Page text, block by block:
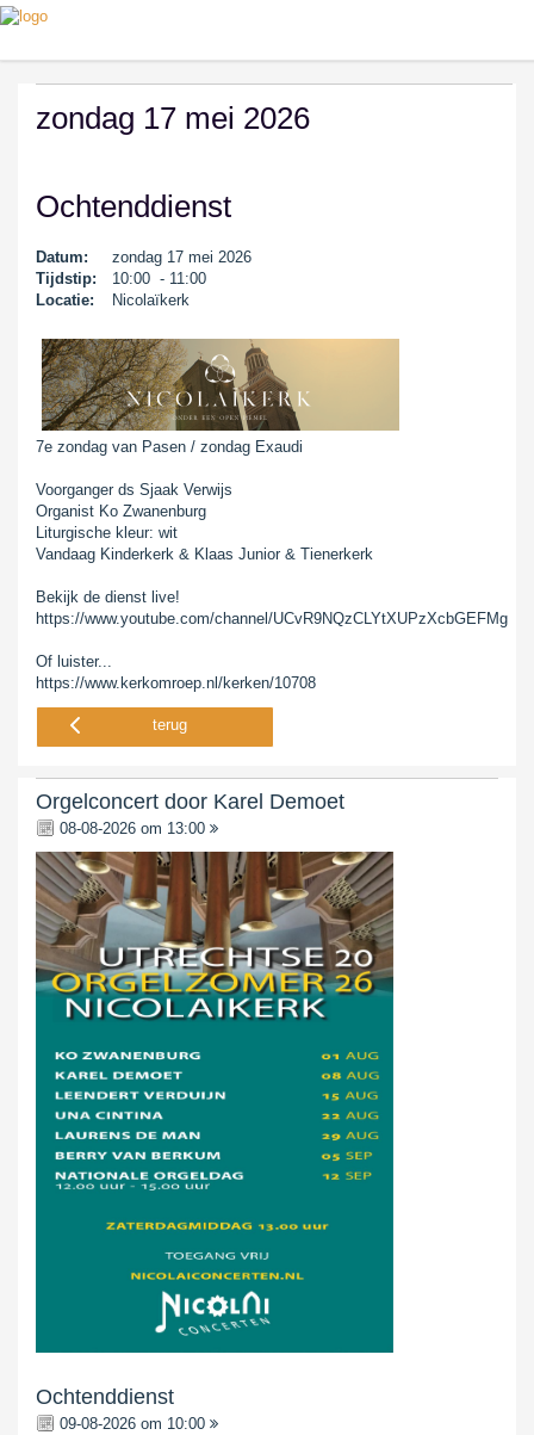
zondag 17 mei 2026
Ochtenddienst
Datum:
zondag 17 mei 2026
Tijdstip:
10:00 - 11:00
Locatie:
Nicolaïkerk
7e zondag van Pasen / zondag Exaudi
Voorganger ds Sjaak Verwijs
Organist Ko Zwanenburg
Liturgische kleur: wit
Vandaag Kinderkerk & Klaas Junior & Tienerkerk
Bekijk de dienst live!
https://www.youtube.com/channel/UCvR9NQzCLYtXUPzXcbGEFMg
Of luister...
https://www.kerkomroep.nl/kerken/10708
terug
Orgelconcert door Karel Demoet
08-08-2026 om 13:00
Ochtenddienst
09-08-2026 om 10:00